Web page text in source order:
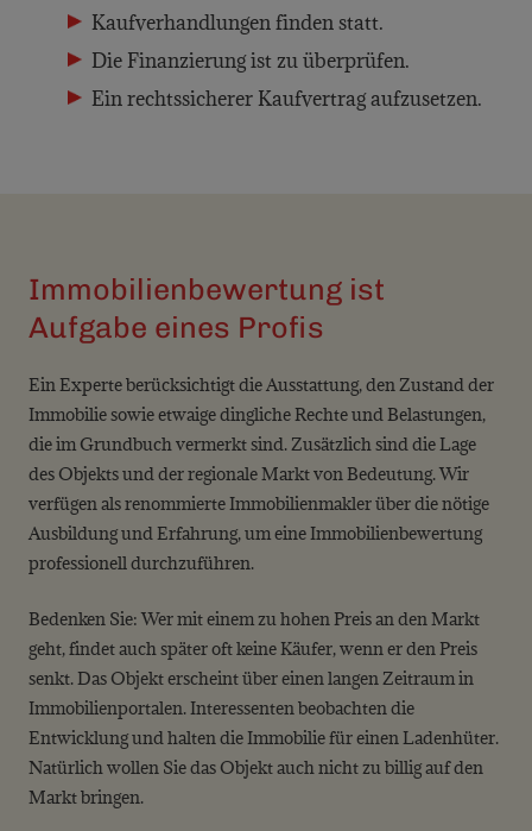
Kaufverhandlungen finden statt.
Die Finanzierung ist zu überprüfen.
Ein rechtssicherer Kaufvertrag aufzusetzen.
Immobilienbewertung ist
Aufgabe eines Profis
Ein Experte berücksichtigt die Ausstattung, den Zustand der
Immobilie sowie etwaige dingliche Rechte und Belastungen,
die im Grundbuch vermerkt sind. Zusätzlich sind die Lage
des Objekts und der regionale Markt von Bedeutung. Wir
verfügen als renommierte Immobilienmakler über die nötige
Ausbildung und Erfahrung, um eine Immobilienbewertung
professionell durchzuführen.
Bedenken Sie: Wer mit einem zu hohen Preis an den Markt
geht, findet auch später oft keine Käufer, wenn er den Preis
senkt. Das Objekt erscheint über einen langen Zeitraum in
Immobilienportalen. Interessenten beobachten die
Entwicklung und halten die Immobilie für einen Ladenhüter.
Natürlich wollen Sie das Objekt auch nicht zu billig auf den
Markt bringen.